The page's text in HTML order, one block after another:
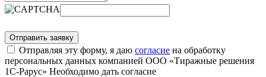
Отправляя эту форму, я даю согласие на обработку
персональных данных компанией ООО «Тиражные решения
1С-Рарус» Необходимо дать согласие